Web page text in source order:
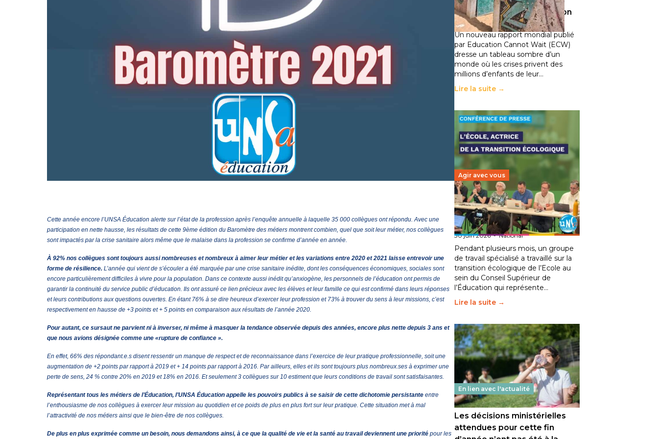
Cette année encore l’UNSA Éducation alerte sur l’état de la profession après l’enquête annuelle à laquelle 35 000 collègues ont répondu. Avec une
participation en nette hausse, les résultats de cette 9ème édition du Baromètre des métiers montrent combien, quel que soit leur métier, nos collègues
sont impactés par la crise sanitaire alors même que le malaise dans la profession se confirme d’année en année.
À 92% nos collègues sont toujours aussi nombreuses et nombreux à aimer leur métier et les variations entre 2020 et 2021 laisse entrevoir une
forme de résilience. L’année qui vient de s’écouler a été marquée par une crise sanitaire inédite, dont les conséquences économiques, sociales sont
encore particulièrement difficiles à vivre pour la population. Dans ce contexte aussi inédit qu’anxiogène, les personnels de l’éducation ont permis de
garantir la continuité du service public d’éducation. Ils ont assuré ce lien précieux avec les élèves et leur famille ce qui est confirmé dans leurs réponses
et leurs contributions aux questions ouvertes. En étant 76% à se dire heureux d’exercer leur profession et 73% à trouver du sens à leur missions, c’est
respectivement en hausse de +3 points et + 5 points en comparaison aux résultats de l’année 2020.
Pour autant, ce sursaut ne parvient ni à inverser, ni même à masquer la tendance observée depuis des années, encore plus nette depuis 3 ans et
que nous avions désignée comme une «rupture de confiance ».
En effet, 66% des répondant.e.s disent ressentir un manque de respect et de reconnaissance dans l’exercice de leur pratique professionnelle, soit une
augmentation de +2 points par rapport à 2019 et + 14 points par rapport à 2016. Par ailleurs, elles et ils sont toujours plus nombreux.ses à exprimer une
perte de sens, 24 % contre 20% en 2019 et 18% en 2016. Et seulement 3 collègues sur 10 estiment que leurs conditions de travail sont satisfaisantes.
Représentant tous les métiers de l’Éducation, l’UNSA Éducation appelle les pouvoirs publics à se saisir de cette dichotomie persistante entre
l’enthousiasme de nos collègues à exercer leur mission au quotidien et ce poids de plus en plus fort sur leur pratique. Cette situation met à mal
l’attractivité de nos métiers ainsi que le bien-être de nos collègues.
De plus en plus exprimée comme un besoin, nous demandons ainsi, à ce que la qualité de vie et la santé au travail deviennent une priorité pour les
déplacements de population
11 juillet 2026 -National
Un nouveau rapport mondial publié
par Education Cannot Wait (ECW)
dresse un tableau sombre d’un
monde où les crises privent des
millions d’enfants de leur…
Lire la suite →
Agir avec vous
Transition écologique de
l’éducation : l’UNSA Éducation
fait bouger les lignes
30 juin 2026-National
Pendant plusieurs mois, un groupe
de travail spécialisé a travaillé sur la
transition écologique de l’Ecole au
sein du Conseil Supérieur de
l’Éducation qui représente…
Lire la suite →
En lien avec l'actualité
Les décisions ministérielles
attendues pour cette fin